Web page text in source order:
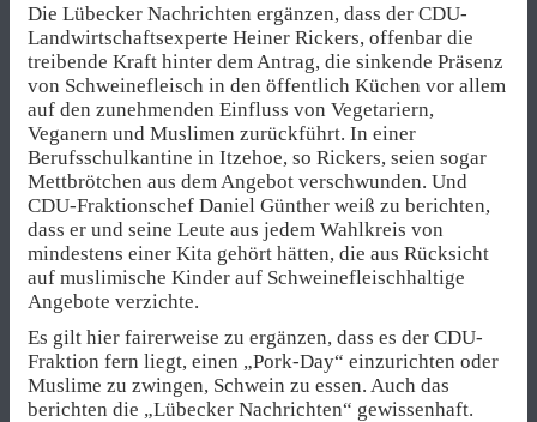
Die Lübecker Nachrichten ergänzen, dass der CDU-
Landwirtschaftsexperte Heiner Rickers, offenbar die
treibende Kraft hinter dem Antrag, die sinkende Präsenz
von Schweinefleisch in den öffentlich Küchen vor allem
auf den zunehmenden Einfluss von Vegetariern,
Veganern und Muslimen zurückführt. In einer
Berufsschulkantine in Itzehoe, so Rickers, seien sogar
Mettbrötchen aus dem Angebot verschwunden. Und
CDU-Fraktionschef Daniel Günther weiß zu berichten,
dass er und seine Leute aus jedem Wahlkreis von
mindestens einer Kita gehört hätten, die aus Rücksicht
auf muslimische Kinder auf Schweinefleischhaltige
Angebote verzichte.
Es gilt hier fairerweise zu ergänzen, dass es der CDU-
Fraktion fern liegt, einen „Pork-Day“ einzurichten oder
Muslime zu zwingen, Schwein zu essen. Auch das
berichten die „Lübecker Nachrichten“ gewissenhaft.